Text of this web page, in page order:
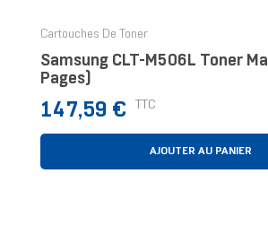
Cartouches De Toner
Samsung CLT-M506L Toner
Pages)
Prix
147,59 € TTC
AJOUTER AU PANIER